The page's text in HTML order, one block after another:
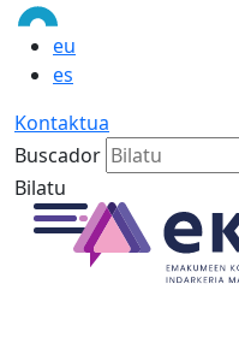
eu
es
Kontaktua
Buscador
Bilatu